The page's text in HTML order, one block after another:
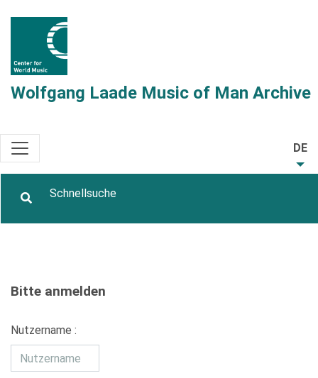
Wolfgang Laade Music of Man Archive
DE
Bitte anmelden
Nutzername :